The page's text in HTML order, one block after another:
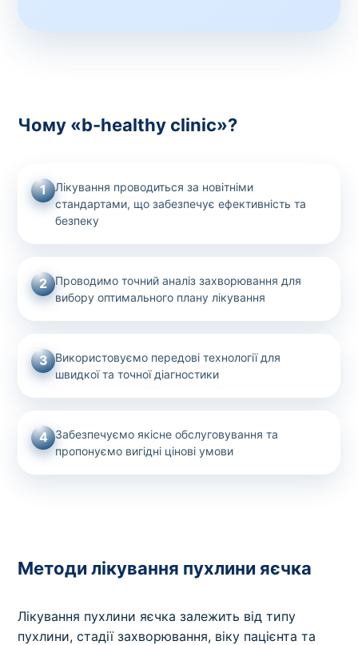
Чому «b-healthy clinic»?
1
Лікування проводиться за новітніми
стандартами, що забезпечує ефективність та
безпеку
2
Проводимо точний аналіз захворювання для
вибору оптимального плану лікування
3 Використовуємо передові технології для
швидкої та точної діагностики
4 Забезпечуємо якісне обслуговування та
пропонуємо вигідні цінові умови
Методи лікування пухлини яєчка
Лікування пухлини яєчка залежить від типу
пухлини, стадії захворювання, віку пацієнта та